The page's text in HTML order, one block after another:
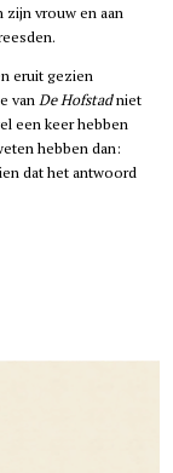
zijn vrouw en aan
eruit gezien
vanDe Hofstadniet
een keer hebben
hebben dan:
dat het antwoord